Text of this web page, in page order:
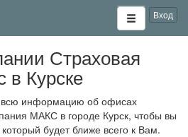
Вход
Страховая
в Курске
всю информацию об офисах
МАКС в городе Курск, чтобы вы
будет ближе всего к Вам.